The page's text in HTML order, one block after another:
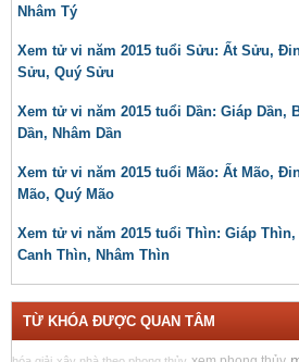
Nhâm Tý
Xem tử vi năm 2015 tuổi Sửu: Ất Sửu,
Sửu, Quý Sửu
Xem tử vi năm 2015 tuổi Dần: Giáp Dần,
Dần, Nhâm Dần
Xem tử vi năm 2015 tuổi Mão: Ất Mão,
Mão, Quý Mão
Xem tử vi năm 2015 tuổi Thìn: Giáp
Canh Thìn, Nhâm Thìn
TỪ KHÓA ĐƯỢC QUAN TÂM